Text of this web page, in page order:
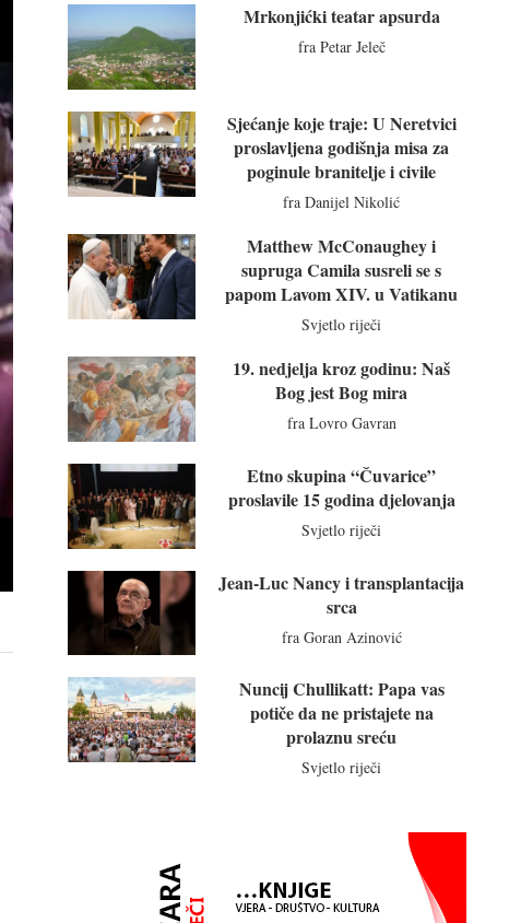
Mrkonjićki teatar apsurda
fra Petar Jeleč
Sjećanje koje traje: U Neretvici
proslavljena godišnja misa za
poginule branitelje i civile
fra Danijel Nikolić
Matthew McConaughey i
supruga Camila susreli se s
papom Lavom XIV. u Vatikanu
Svjetlo riječi
19. nedjelja kroz godinu: Naš
Bog jest Bog mira
fra Lovro Gavran
Etno skupina “Čuvarice”
proslavile 15 godina djelovanja
Svjetlo riječi
Jean-Luc Nancy i transplantacija
srca
fra Goran Azinović
Nuncij Chullikatt: Papa vas
potiče da ne pristajete na
prolaznu sreću
Svjetlo riječi